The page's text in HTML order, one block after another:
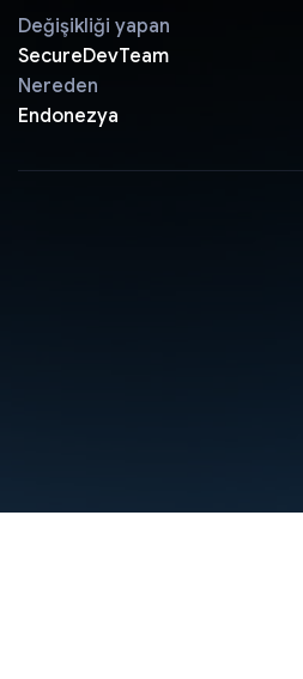
Değişikliği yapan
SecureDevTeam
Nereden
Endonezya